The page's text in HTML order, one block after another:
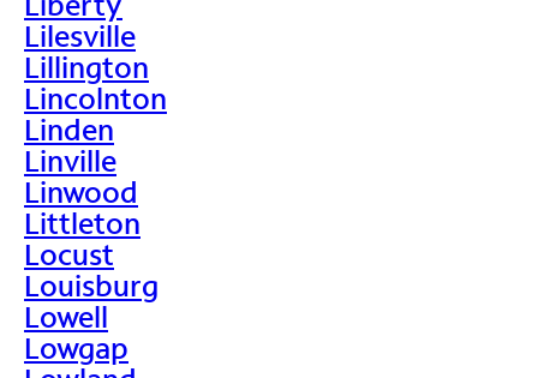
Lilesville
Lillington
Lincolnton
Linden
Linville
Linwood
Littleton
Locust
Louisburg
Lowell
Lowgap